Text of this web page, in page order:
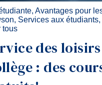
, Avantages pour
, Services aux étudiants,
tous
des
: des